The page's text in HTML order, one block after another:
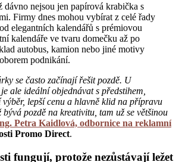
dávno nejsou jen papírová krabička s
Firmy dnes mohou vybírat z celé řady
elegantních kalendářů s prémiovou
kalendáře ve tvaru domečku až po
autobus, kamion nebo jiné motivy
podnikání.
se často začínají řešit pozdě. U
ale ideální objednávat s předstihem,
výběr, lepší cenu a hlavně klid na přípravu
pozdě na kreativitu, tam už se většinou
Petra Kaidlová, odbornice na reklamní
Promo Direct.
fungují, protože nezůstávají ležet